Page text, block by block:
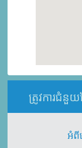
ត្រូវការជំនួយ
អំពី